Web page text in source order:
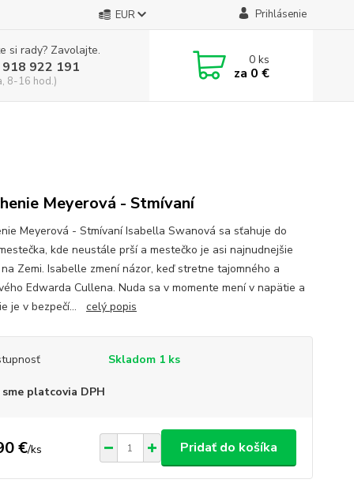
EUR Prihlásenie
si rady? Zavolajte.
922 191
8-16 hod.)
0ks
za 0 €
Meyerová - Stmívaní
Meyerová - Stmívaní Isabella Swanová sa sťahuje do
kde neustále prší a mestečko je asi najnudnejšie
Zemi. Isabelle zmení názor, keď stretne tajomného a
Edwarda Cullena. Nuda sa v momente mení v napätie a
je v bezpečí... celý popis
Skladom 1 ks
sme platcovia DPH
€/ks Pridať do košíka